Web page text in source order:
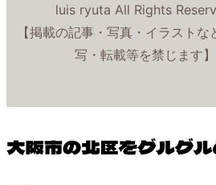
luis ryuta All Rights
【掲載の記事・写真・イラストな
写・転載等を禁じます】